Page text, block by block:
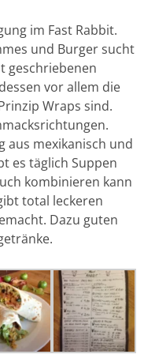
im Fast Rabbit.
und Burger sucht
geschriebenen
vor allem die
Wraps sind.
aus mexikanisch und
es täglich Suppen
kombinieren kann
total leckeren
Dazu guten